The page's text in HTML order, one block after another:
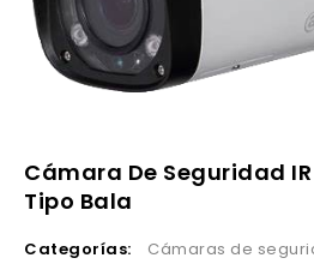
Cámara De Seguridad
Tipo Bala
Categorías: Cámaras de